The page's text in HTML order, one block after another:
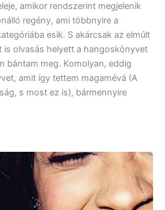
amikor rendszerint megjelenik
regény, ami többnyire a
esik. S akárcsak az elmúlt
is olvasás helyett a hangoskönyvet
bántam meg. Komolyan, eddig
amit így tettem magamévá (A
s most ez is), bármennyire